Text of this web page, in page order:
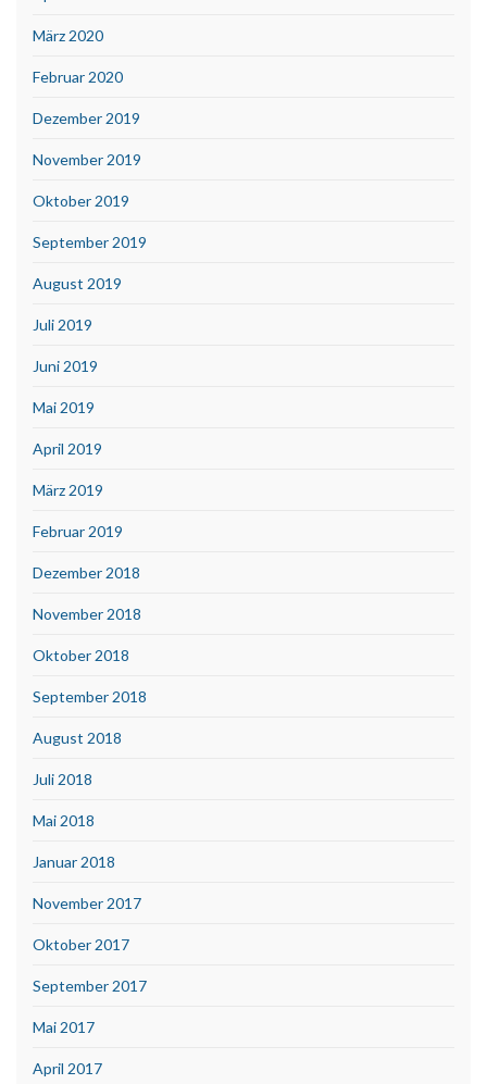
März 2020
Februar 2020
Dezember 2019
November 2019
Oktober 2019
September 2019
August 2019
Juli 2019
Juni 2019
Mai 2019
April 2019
März 2019
Februar 2019
Dezember 2018
November 2018
Oktober 2018
September 2018
August 2018
Juli 2018
Mai 2018
Januar 2018
November 2017
Oktober 2017
September 2017
Mai 2017
April 2017